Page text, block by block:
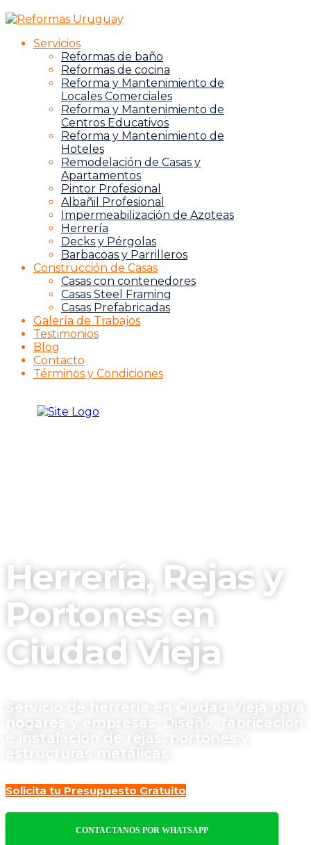
Servicios
Reformas de baño
Reformas de cocina
Reforma y Mantenimiento de
Locales Comerciales
Reforma y Mantenimiento de
Centros Educativos
Reforma y Mantenimiento de
Hoteles
Remodelación de Casas y
Apartamentos
Pintor Profesional
Albañil Profesional
Impermeabilización de Azoteas
Herrería
Decks y Pérgolas
Barbacoas y Parrilleros
Construcción de Casas
Casas con contenedores
Casas Steel Framing
Casas Prefabricadas
Galería de Trabajos
Testimonios
Blog
Contacto
Términos y Condiciones
Herrería, Rejas y
Portones en
Ciudad Vieja
Servicio de herrería en Ciudad Vieja para
hogares y empresas. Diseño, fabricación
e instalación de rejas, portones y
estructuras metálicas.
Solicita tu Presupuesto Gratuito
CONTACTANOS POR WHATSAPP